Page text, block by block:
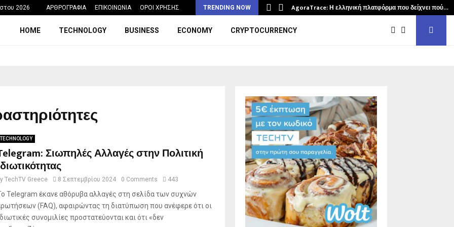
2026 ΑΡΘΡΟΓΡΑΦΙΑ ΕΠΙΚΟΙΝΩΝΙΑ ΟΡΟΙ ΧΡΗΣΗΣ TRENDING NOW
Η σχολική ώρα που θα μπορούσε να… AgoraTrace: Η ελληνική πλατφόρμα που δείχνει πού…
HOME TECHNOLOGY BUSINESS ECONOMY CRYPTOCURRENCY
TECHNOLOGY
Σιωπηλές Αλλαγές στην Πολιτική
TechTV Greece 8 Σεπτεμβρίου 2024 0 Comments 443
Telegram έκανε αθόρυβα αλλαγές στη σελίδα των συχνών
(FAQ), αφαιρώντας τη διατύπωση που ανέφερε ότι οι
συνομιλίες προστατεύονται και ότι «δεν